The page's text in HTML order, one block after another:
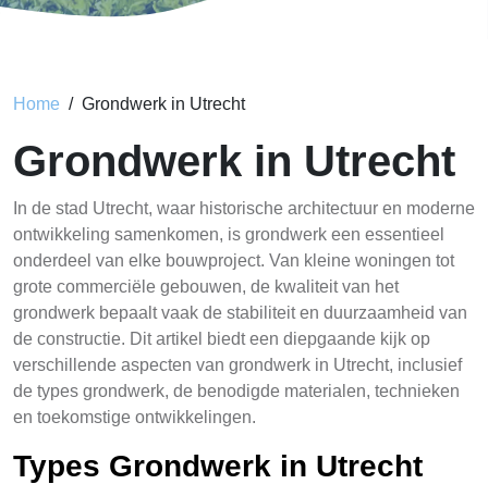
Home Grondwerk in Utrecht
Grondwerk in Utrecht
In de stad Utrecht, waar historische architectuur en moderne
ontwikkeling samenkomen, is grondwerk een essentieel
onderdeel van elke bouwproject. Van kleine woningen tot
grote commerciële gebouwen, de kwaliteit van het
grondwerk bepaalt vaak de stabiliteit en duurzaamheid van
de constructie. Dit artikel biedt een diepgaande kijk op
verschillende aspecten van grondwerk in Utrecht, inclusief
de types grondwerk, de benodigde materialen, technieken
en toekomstige ontwikkelingen.
Types Grondwerk in Utrecht